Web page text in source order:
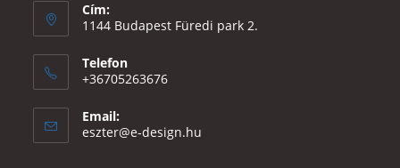
Cím:
1144 Budapest Füredi park 2.
Telefon
+36705263676
Email:
eszter@e-design.hu